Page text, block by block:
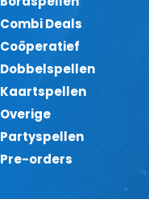
Combi Deals
Coöperatief
Dobbelspellen
Kaartspellen
Overige
Partyspellen
Pre-orders